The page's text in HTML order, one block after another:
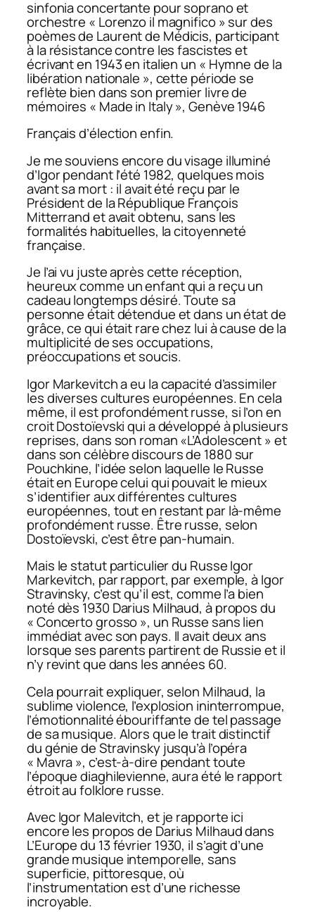
sinfonia concertante pour soprano et
orchestre « Lorenzo il magnifico » sur des
poèmes de Laurent de Médicis, participant
à la résistance contre les fascistes et
écrivant en 1943 en italien un « Hymne de la
libération nationale », cette période se
reflète bien dans son premier livre de
mémoires « Made in Italy », Genève 1946
Français d’élection enfin.
Je me souviens encore du visage illuminé
d’Igor pendant l’été 1982, quelques mois
avant sa mort : il avait été reçu par le
Président de la République François
Mitterrand et avait obtenu, sans les
formalités habituelles, la citoyenneté
française.
Je l’ai vu juste après cette réception,
heureux comme un enfant qui a reçu un
cadeau longtemps désiré. Toute sa
personne était détendue et dans un état de
grâce, ce qui était rare chez lui à cause de la
multiplicité de ses occupations,
préoccupations et soucis.
Igor Markevitch a eu la capacité d’assimiler
les diverses cultures européennes. En cela
même, il est profondément russe, si l’on en
croit Dostoïevski qui a développé à plusieurs
reprises, dans son roman «L’Adolescent » et
dans son célèbre discours de 1880 sur
Pouchkine, l’idée selon laquelle le Russe
était en Europe celui qui pouvait le mieux
s’identifier aux différentes cultures
européennes, tout en restant par là-même
profondément russe. Être russe, selon
Dostoïevski, c’est être pan-humain.
Mais le statut particulier du Russe Igor
Markevitch, par rapport, par exemple, à Igor
Stravinsky, c’est qu’il est, comme l’a bien
noté dès 1930 Darius Milhaud, à propos du
« Concerto grosso », un Russe sans lien
immédiat avec son pays. Il avait deux ans
lorsque ses parents partirent de Russie et il
n’y revint que dans les années 60.
Cela pourrait expliquer, selon Milhaud, la
sublime violence, l’explosion ininterrompue,
l’émotionnalité ébouriffante de tel passage
de sa musique. Alors que le trait distinctif
du génie de Stravinsky jusqu’à l’opéra
« Mavra », c’est-à-dire pendant toute
l’époque diaghilevienne, aura été le rapport
étroit au folklore russe.
Avec Igor Malevitch, et je rapporte ici
encore les propos de Darius Milhaud dans
L’Europedu 13 février 1930, il s’agit d’une
grande musique intemporelle, sans
superficie, pittoresque, où
l’instrumentation est d’une richesse
incroyable.